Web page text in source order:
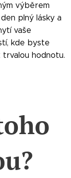
výběrem
plný lásky a
vaše
kde byste
trvalou hodnotu.